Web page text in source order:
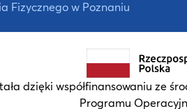
Fizycznego w Poznaniu
dzięki współfinansowaniu ze
Programu